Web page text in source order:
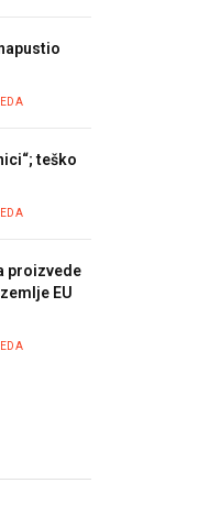
teško
proizvede
EU